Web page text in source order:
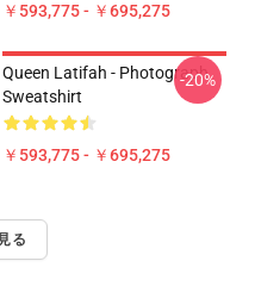
￥593,775 - ￥695,275
Queen Latifah - Photograph
Sweatshirt
￥593,775 - ￥695,275
-20%
る